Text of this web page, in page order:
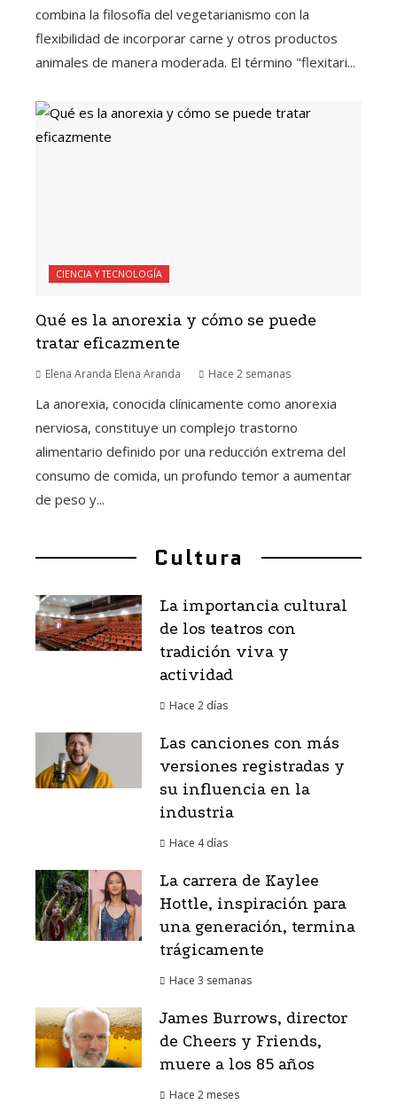
combina la filosofía del vegetarianismo con la
flexibilidad de incorporar carne y otros productos
animales de manera moderada. El término "flexitari...
CIENCIA Y TECNOLOGÍA
Qué es la anorexia y cómo se puede
tratar eficazmente
Elena Aranda Elena Aranda Hace 2 semanas
La anorexia, conocida clínicamente como anorexia
nerviosa, constituye un complejo trastorno
alimentario definido por una reducción extrema del
consumo de comida, un profundo temor a aumentar
de peso y...
Cultura
La importancia cultural
de los teatros con
tradición viva y
actividad
Hace 2 días
Las canciones con más
versiones registradas y
su influencia en la
industria
Hace 4 días
La carrera de Kaylee
Hottle, inspiración para
una generación, termina
trágicamente
Hace 3 semanas
James Burrows, director
de Cheers y Friends,
muere a los 85 años
Hace 2 meses